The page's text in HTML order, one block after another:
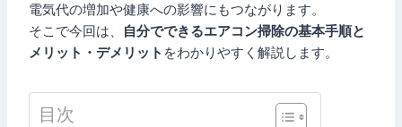
電気代の増加や健康への影響にもつながります。
そこで今回は、
自分でできるエアコン掃除の基本手順と
メリット・デメリット をわかりやすく解説します。
目次